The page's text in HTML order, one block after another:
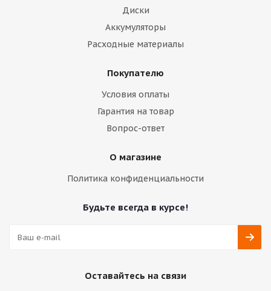
Диски
Аккумуляторы
Расходные материалы
Покупателю
Условия оплаты
Гарантия на товар
Вопрос-ответ
О магазине
Политика конфиденциальности
Будьте всегда в курсе!
Оставайтесь на связи